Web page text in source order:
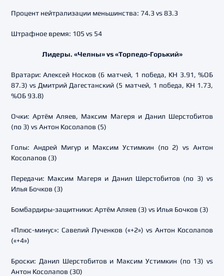
Процент нейтрализации меньшинства: 74.3 vs 83.3
Штрафное время: 105 vs 54
Лидеры. «Челны» vs «Торпедо-Горький»
Вратари: Алексей Носков (6 матчей, 1 победа, КН 3.91, %ОБ
87.3) vs Дмитрий Дагестанский (5 матчей, 1 победа, КН 1.73,
%ОБ 93.8)
Очки: Артём Аляев, Максим Магеря и Данил Шерстобитов
(по 3) vs Антон Косолапов (5)
Голы: Андрей Мигур и Максим Устимкин (по 2) vs Антон
Косолапов (3)
Передачи: Максим Магеря и Данил Шерстобитов (по 3) vs
Илья Бочков (3)
Бомбардиры-защитники: Артём Аляев (3) vs Илья Бочков (3)
«Плюс-минус»: Савелий Лученков («+2») vs Антон Косолапов
(«+4»)
Броски: Данил Шерстобитов и Максим Устимкин (по 13) vs
Антон Косолапов (30)